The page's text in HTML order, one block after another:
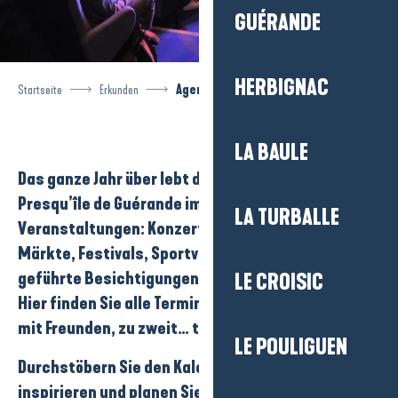
GUÉRANDE
HERBIGNAC
LA BAULE
LA TURBALLE
LE CROISIC
LE POULIGUEN
Startseite Erkunden Agenda
Das ganze Jahr über lebt das Reiseziel
Presqu’île de Guérande im Rhythmus seiner
Veranstaltungen: Konzerte Ausstellungen,
Märkte, Festivals, Sportveranstaltungen
geführte Besichtigungen
Hier finden Sie alle Termine, die Sie mit der Familie,
mit Freunden, zu zweit… teilen können.
Durchstöbern Sie den Kalender, lassen Sie sich
inspirieren und planen Sie Ihre nächsten Ausflüge!